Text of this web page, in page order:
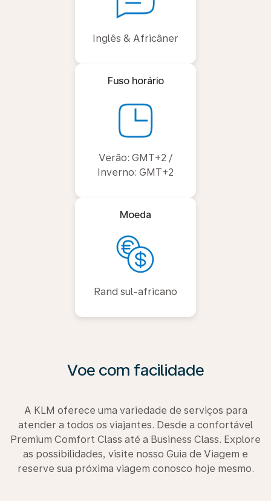
Inglês & Africâner
Fuso horário
Verão: GMT+2 /
Inverno: GMT+2
Moeda
Rand sul-africano
Voe com facilidade
A KLM oferece uma variedade de serviços para
atender a todos os viajantes. Desde a confortável
Premium Comfort Class até a Business Class. Explore
as possibilidades, visite nosso Guia de Viagem e
reserve sua próxima viagem conosco hoje mesmo.